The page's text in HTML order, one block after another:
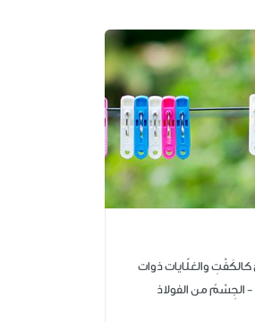
كالكَفْتِ والغلّايات ذوات
- الجِسْمُ من الفولاذ